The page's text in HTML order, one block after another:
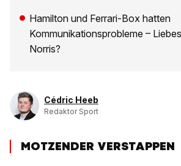
Hamilton und Ferrari-Box hatten
Kommunikationsprobleme –
Norris?
Cédric Heeb
Redaktor Sport
MOTZENDER VERSTAPPEN